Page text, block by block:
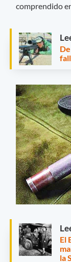
comprendido
El
la